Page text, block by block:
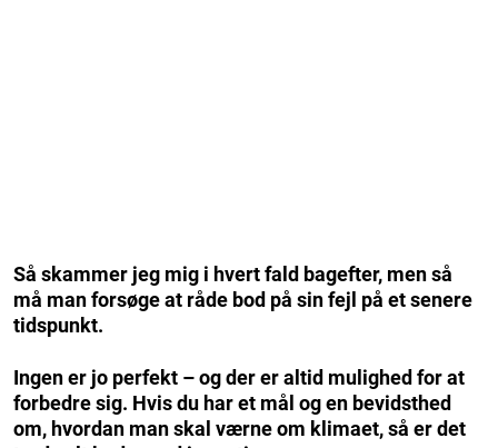
Så skammer jeg mig i hvert fald bagefter, men så
må man forsøge at råde bod på sin fejl på et senere
tidspunkt.
Ingen er jo perfekt – og der er altid mulighed for at
forbedre sig. Hvis du har et mål og en bevidsthed
om, hvordan man skal værne om klimaet, så er det